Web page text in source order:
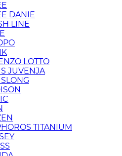
DANIE
LINE
LOTTO
JUVENJA
TITANIUM